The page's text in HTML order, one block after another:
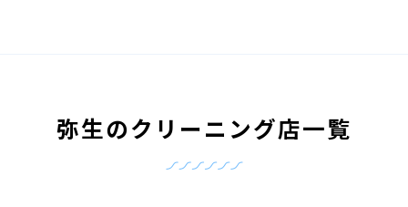
弥生のクリーニング店一覧